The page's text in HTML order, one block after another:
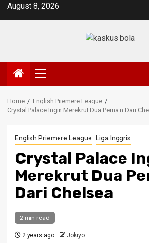
SkipAugust 8, 2026
Primary
Menu
Home
English Priemere League
Crystal Palace Ingin Merekrut Dua Pemain Dari
English Priemere League Liga Inggris
Crystal Palace
Merekrut Dua
Dari Chelsea
2 min read
2 years ago Jokiyo